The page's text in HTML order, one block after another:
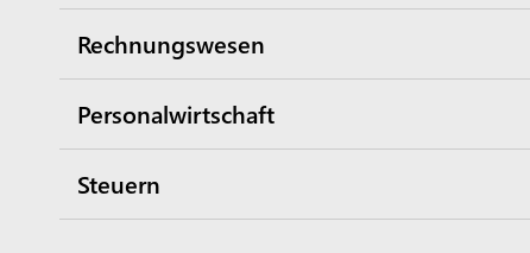
Rechnungswesen
Personalwirtschaft
Steuern